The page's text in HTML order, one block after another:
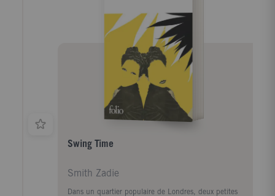
Swing Time
Smith Zadie
Dans un quartier populaire de Londres, deux petites